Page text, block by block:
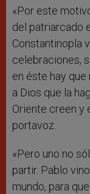
«Por este
del patriarcado
Constantinopla
celebraciones,
en éste hay
a Dios que la
Oriente creen y
portavoz.
«Pero uno no
partir. Pablo
mundo, para